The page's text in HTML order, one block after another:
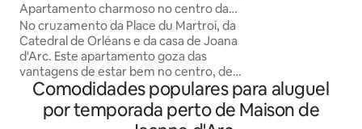
Apartamento charmoso no centro da
cidade
No cruzamento da Place du Martroi, da
Catedral de Orléans e da casa de Joana
d'Arc. Este apartamento goza das
vantagens de estar bem no centro, de
frente para uma praça tranquila com
vista para um dos mais belos edifícios
renascentistas de Orleans. O
Comodidades populares para aluguel
por temporada perto de Maison de